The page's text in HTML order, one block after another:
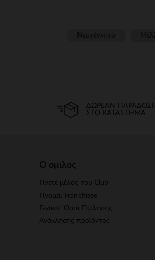
ΔΩΡΕΆΝ ΠΑΡΆΔΟΣΗ
ΣΤΟ ΚΑΤΆΣΤΗΜΑ
Ο ομιλος
Γίνετε μέλος του Club
Γίνομαι Franchisee
Γενικοί 'Οροι Πώλησης
Ανάκλησης προϊόντος